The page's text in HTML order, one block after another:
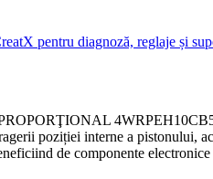
pentru diagnoză, reglaje și
poziției interne a pistonului,
de componente